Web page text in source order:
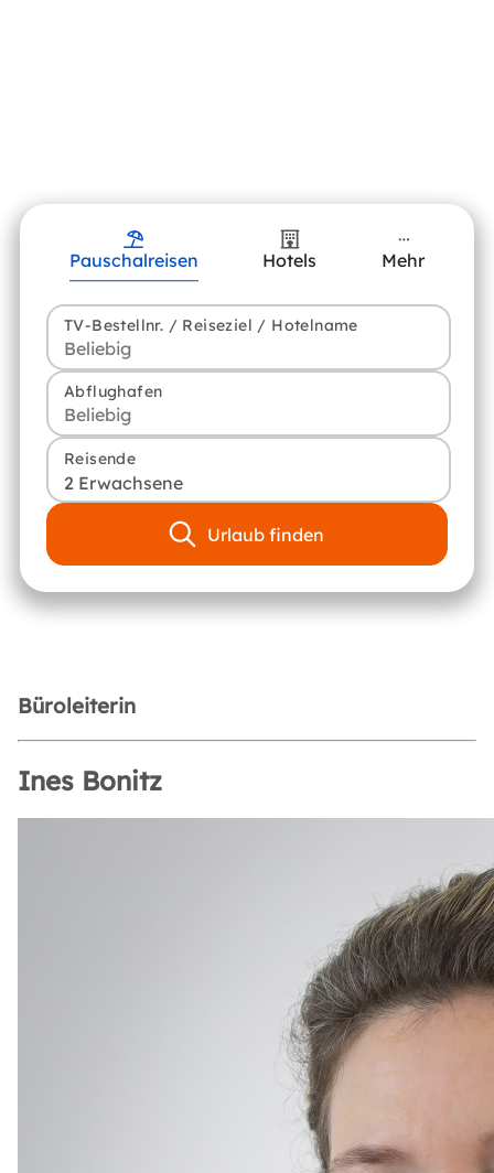
Pauschalreisen Hotels Mehr
TV-Bestellnr. / Reiseziel / Hotelname
Abflughafen
Reisende
2 Erwachsene
Urlaub finden
Büroleiterin
Ines Bonitz